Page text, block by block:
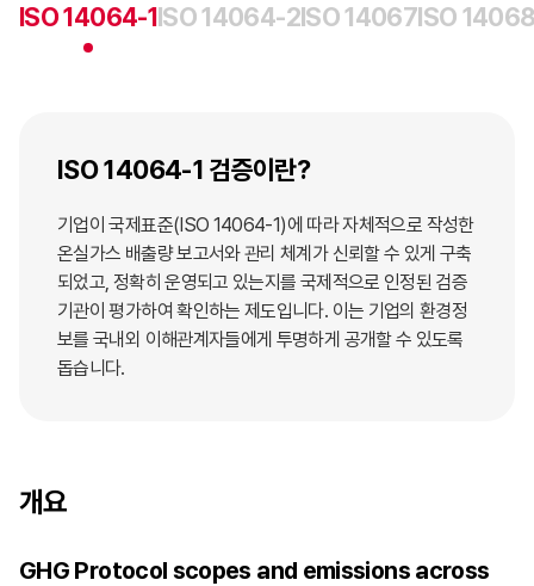
ISO 14064-1ISO 14064-2ISO 14067ISO
ISO 14064-1 검증이란?
기업이 국제표준(ISO 14064-1)에 따라 자체적으로 작성한
온실가스 배출량 보고서와 관리 체계가 신뢰할 수 있게 구축
되었고, 정확히 운영되고 있는지를 국제적으로 인정된 검증
기관이 평가하여 확인하는 제도입니다. 이는 기업의 환경정
보를 국내외 이해관계자들에게 투명하게 공개할 수 있도록
돕습니다.
개요
GHG Protocol scopes and emissions across